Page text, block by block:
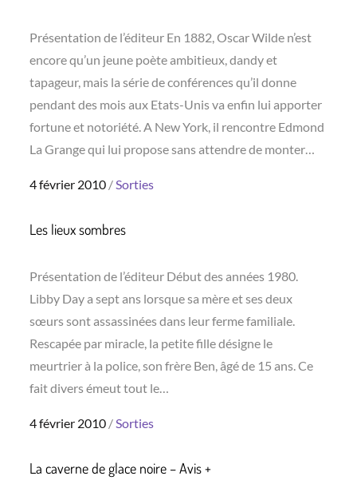
Présentation de l’éditeur En 1882, Oscar Wilde n’est
encore qu’un jeune poète ambitieux, dandy et
tapageur, mais la série de conférences qu’il donne
pendant des mois aux Etats-Unis va enfin lui apporter
fortune et notoriété. A New York, il rencontre Edmond
La Grange qui lui propose sans attendre de monter…
Posted
4 février 2010 Sorties
Les lieux sombres
Présentation de l’éditeur Début des années 1980.
Libby Day a sept ans lorsque sa mère et ses deux
sœurs sont assassinées dans leur ferme familiale.
Rescapée par miracle, la petite fille désigne le
meurtrier à la police, son frère Ben, âgé de 15 ans. Ce
fait divers émeut tout le…
Posted
4 février 2010 Sorties
La caverne de glace noire – Avis +